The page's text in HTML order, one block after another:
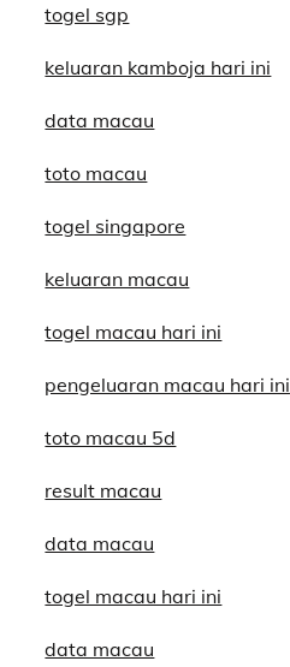
togel sgp
keluaran kamboja hari ini
data macau
toto macau
togel singapore
keluaran macau
togel macau hari ini
pengeluaran macau hari ini
toto macau 5d
result macau
data macau
togel macau hari ini
data macau